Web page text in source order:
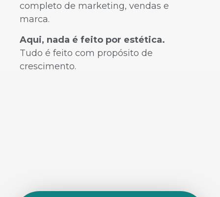
completo de marketing, vendas e
marca.
Aqui, nada é feito por estética.
Tudo é feito com propósito de
crescimento.